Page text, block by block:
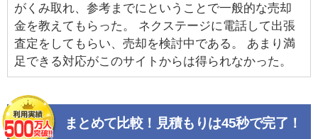
がくみ取れ、参考までにということで一般的な売却
金を教えてもらった。 ネクステージに電話して出張
査定をしてもらい、売却を検討中である。 あまり満
足できる対応がこのサイトからは得られなかった。
まとめて比較！見積もりは45秒で完了！